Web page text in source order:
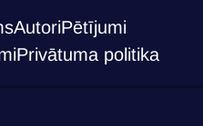
AutoriPētījumi
Privātuma politika